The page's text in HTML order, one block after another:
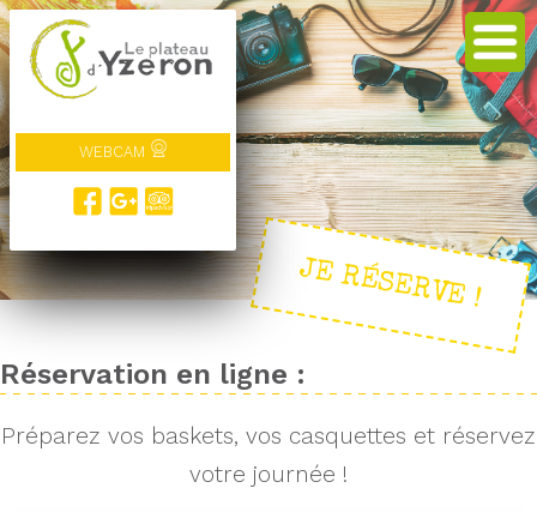
WEBCAM
JE RÉSERVE !
Réservation en ligne :
Préparez vos baskets, vos casquettes et réservez
votre journée !